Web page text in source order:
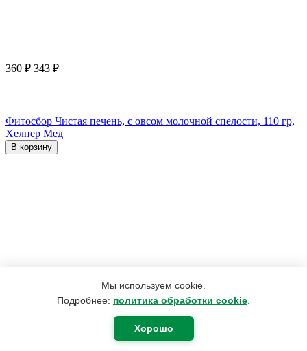
Мы используем cookie.
Подробнее: политика обработки cookie
Хорошо
360 ₽ 343 ₽
Фитосбор Чистая печень, с овсом молочной спелости, 110 гр,
Хелпер Мед
В корзину